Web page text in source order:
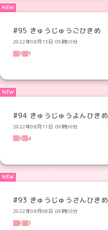
#95 きゅうじゅうごひきめ
2022年08月13日 09時00分
3
3
#94 きゅうじゅうよんひきめ
2022年08月11日 09時00分
3
4
#93 きゅうじゅうさんひきめ
2022年08月08日 09時00分
6
3